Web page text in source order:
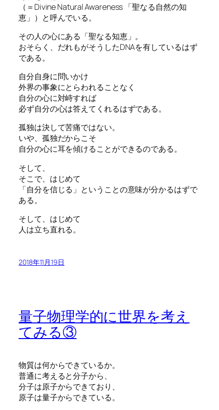
（＝Divine Natural Awareness 「聖なる自然の知
恵」）と呼んでいる。
その人の心にある「聖なる知恵」。
おそらく、だれもがそうしたDNAを有しているはず
である。
自分自身に問いかけ
外界の事象にとらわれることなく
自分の心に対峙すれば
必ず自分の心は答えてくれるはずである。
孤独は決して苦痛ではない。
いや、孤独だからこそ
自分の心に耳を傾けることができるのである。
そして、
そこで、はじめて
「自分を信じる」ということの意味が分かるはずで
ある。
そして、はじめて
人は立ち直れる。
2018年11月19日
量子物理学的に世界を考え
てみる③
物質は何からできているか。
普通に考えると分子から、
分子は原子からできており、
原子は量子からできている。